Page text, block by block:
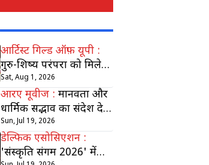
आर्टिस्ट गिल्ड ऑफ़ यूपी :
गुरु-शिष्य परंपरा को मिलेगा
सम्मान, 4 अगस्त को होगा
'गुरु शिल्पी सम्मान'
Sat, Aug 1, 2026
आरए मूवीज : मानवता और
धार्मिक सद्भाव का संदेश देगी
संत साँई कँवर राम पर
आधारित फिल्म
Sun, Jul 19, 2026
डेल्फिक एसोसिएशन :
'संस्कृति संगम 2026' में